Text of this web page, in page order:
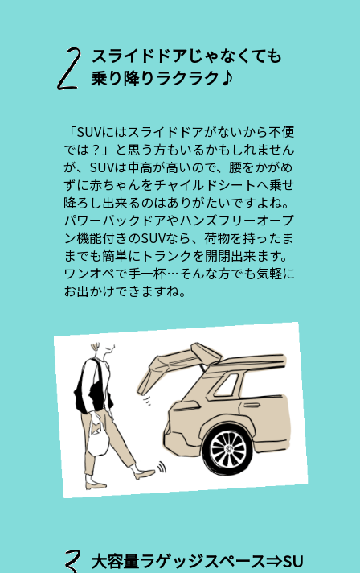
スライドドアじゃなくても
乗り降りラクラク♪
「SUVにはスライドドアがないから不便
では？」と思う方もいるかもしれません
が、SUVは車高が高いので、腰をかがめ
ずに赤ちゃんをチャイルドシートへ乗せ
降ろし出来るのはありがたいですよね。
パワーバックドアやハンズフリーオープ
ン機能付きのSUVなら、荷物を持ったま
までも簡単にトランクを開閉出来ます。
ワンオペで手一杯…そんな方でも気軽に
お出かけできますね。
大容量ラゲッジスペース⇒SU